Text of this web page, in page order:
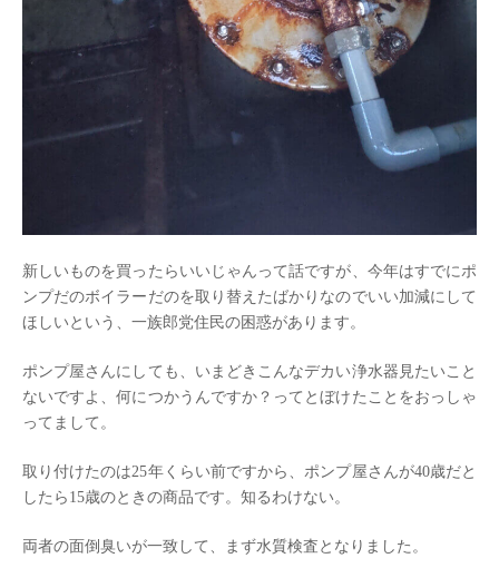
新しいものを買ったらいいじゃんって話ですが、今年はすでにポ
ンプだのボイラーだのを取り替えたばかりなのでいい加減にして
ほしいという、一族郎党住民の困惑があります。
ポンプ屋さんにしても、いまどきこんなデカい浄水器見たいこと
ないですよ、何につかうんですか？ってとぼけたことをおっしゃ
ってまして。
取り付けたのは25年くらい前ですから、ポンプ屋さんが40歳だと
したら15歳のときの商品です。知るわけない。
両者の面倒臭いが一致して、まず水質検査となりました。